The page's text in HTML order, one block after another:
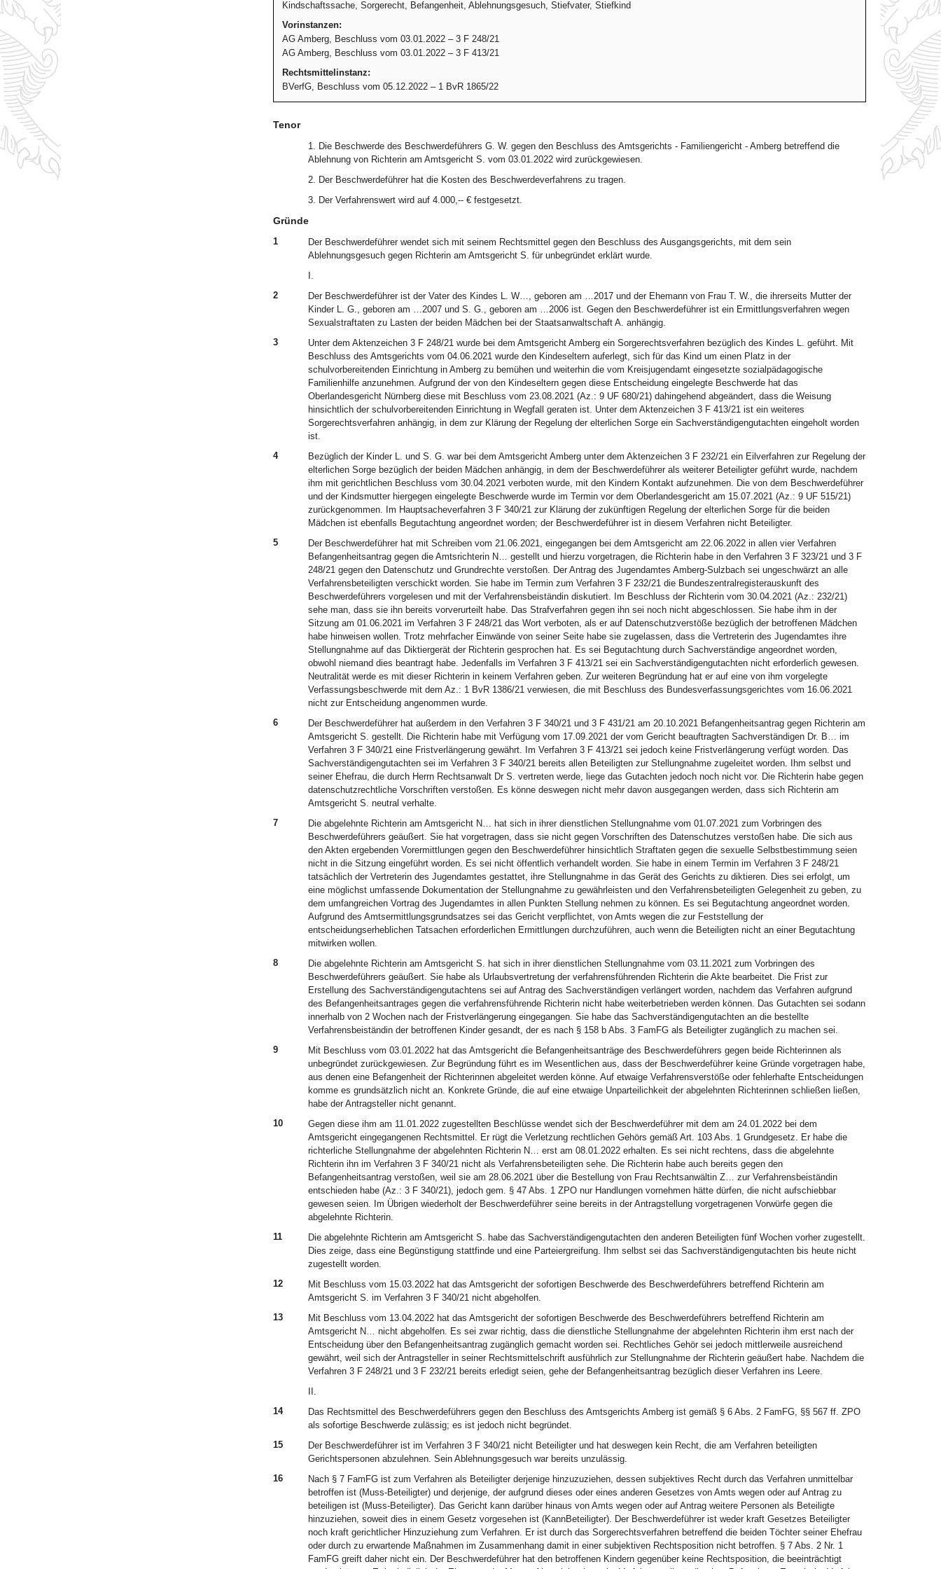
Kindschaftssache, Sorgerecht, Befangenheit, Ablehnungsgesuch, Stiefvater, Stiefkind
Vorinstanzen:
AG Amberg, Beschluss vom 03.01.2022 – 3 F 248/21
AG Amberg, Beschluss vom 03.01.2022 – 3 F 413/21
Rechtsmittelinstanz:
BVerfG, Beschluss vom 05.12.2022 – 1 BvR 1865/22
Tenor
1. Die Beschwerde des Beschwerdeführers G. W. gegen den Beschluss des Amtsgerichts - Familiengericht - Amberg betreffend die
Ablehnung von Richterin am Amtsgericht S. vom 03.01.2022 wird zurückgewiesen.
2. Der Beschwerdeführer hat die Kosten des Beschwerdeverfahrens zu tragen.
3. Der Verfahrenswert wird auf 4.000,-- € festgesetzt.
Gründe
1
Der Beschwerdeführer wendet sich mit seinem Rechtsmittel gegen den Beschluss des Ausgangsgerichts, mit dem sein
Ablehnungsgesuch gegen Richterin am Amtsgericht S. für unbegründet erklärt wurde.
I.
2
Der Beschwerdeführer ist der Vater des Kindes L. W…, geboren am …2017 und der Ehemann von Frau T. W., die ihrerseits Mutter der
Kinder L. G., geboren am …2007 und S. G., geboren am …2006 ist. Gegen den Beschwerdeführer ist ein Ermittlungsverfahren wegen
Sexualstraftaten zu Lasten der beiden Mädchen bei der Staatsanwaltschaft A. anhängig.
3
Unter dem Aktenzeichen 3 F 248/21 wurde bei dem Amtsgericht Amberg ein Sorgerechtsverfahren bezüglich des Kindes L. geführt. Mit
Beschluss des Amtsgerichts vom 04.06.2021 wurde den Kindeseltern auferlegt, sich für das Kind um einen Platz in der
schulvorbereitenden Einrichtung in Amberg zu bemühen und weiterhin die vom Kreisjugendamt eingesetzte sozialpädagogische
Familienhilfe anzunehmen. Aufgrund der von den Kindeseltern gegen diese Entscheidung eingelegte Beschwerde hat das
Oberlandesgericht Nürnberg diese mit Beschluss vom 23.08.2021 (Az.: 9 UF 680/21) dahingehend abgeändert, dass die Weisung
hinsichtlich der schulvorbereitenden Einrichtung in Wegfall geraten ist. Unter dem Aktenzeichen 3 F 413/21 ist ein weiteres
Sorgerechtsverfahren anhängig, in dem zur Klärung der Regelung der elterlichen Sorge ein Sachverständigengutachten eingeholt worden
ist.
4
Bezüglich der Kinder L. und S. G. war bei dem Amtsgericht Amberg unter dem Aktenzeichen 3 F 232/21 ein Eilverfahren zur Regelung der
elterlichen Sorge bezüglich der beiden Mädchen anhängig, in dem der Beschwerdeführer als weiterer Beteiligter geführt wurde, nachdem
ihm mit gerichtlichen Beschluss vom 30.04.2021 verboten wurde, mit den Kindern Kontakt aufzunehmen. Die von dem Beschwerdeführer
und der Kindsmutter hiergegen eingelegte Beschwerde wurde im Termin vor dem Oberlandesgericht am 15.07.2021 (Az.: 9 UF 515/21)
zurückgenommen. Im Hauptsacheverfahren 3 F 340/21 zur Klärung der zukünftigen Regelung der elterlichen Sorge für die beiden
Mädchen ist ebenfalls Begutachtung angeordnet worden; der Beschwerdeführer ist in diesem Verfahren nicht Beteiligter.
5
Der Beschwerdeführer hat mit Schreiben vom 21.06.2021, eingegangen bei dem Amtsgericht am 22.06.2022 in allen vier Verfahren
Befangenheitsantrag gegen die Amtsrichterin N… gestellt und hierzu vorgetragen, die Richterin habe in den Verfahren 3 F 323/21 und 3 F
248/21 gegen den Datenschutz und Grundrechte verstoßen. Der Antrag des Jugendamtes Amberg-Sulzbach sei ungeschwärzt an alle
Verfahrensbeteiligten verschickt worden. Sie habe im Termin zum Verfahren 3 F 232/21 die Bundeszentralregisterauskunft des
Beschwerdeführers vorgelesen und mit der Verfahrensbeiständin diskutiert. Im Beschluss der Richterin vom 30.04.2021 (Az.: 232/21)
sehe man, dass sie ihn bereits vorverurteilt habe. Das Strafverfahren gegen ihn sei noch nicht abgeschlossen. Sie habe ihm in der
Sitzung am 01.06.2021 im Verfahren 3 F 248/21 das Wort verboten, als er auf Datenschutzverstöße bezüglich der betroffenen Mädchen
habe hinweisen wollen. Trotz mehrfacher Einwände von seiner Seite habe sie zugelassen, dass die Vertreterin des Jugendamtes ihre
Stellungnahme auf das Diktiergerät der Richterin gesprochen hat. Es sei Begutachtung durch Sachverständige angeordnet worden,
obwohl niemand dies beantragt habe. Jedenfalls im Verfahren 3 F 413/21 sei ein Sachverständigengutachten nicht erforderlich gewesen.
Neutralität werde es mit dieser Richterin in keinem Verfahren geben. Zur weiteren Begründung hat er auf eine von ihm vorgelegte
Verfassungsbeschwerde mit dem Az.: 1 BvR 1386/21 verwiesen, die mit Beschluss des Bundesverfassungsgerichtes vom 16.06.2021
nicht zur Entscheidung angenommen wurde.
6
Der Beschwerdeführer hat außerdem in den Verfahren 3 F 340/21 und 3 F 431/21 am 20.10.2021 Befangenheitsantrag gegen Richterin am
Amtsgericht S. gestellt. Die Richterin habe mit Verfügung vom 17.09.2021 der vom Gericht beauftragten Sachverständigen Dr. B… im
Verfahren 3 F 340/21 eine Fristverlängerung gewährt. Im Verfahren 3 F 413/21 sei jedoch keine Fristverlängerung verfügt worden. Das
Sachverständigengutachten sei im Verfahren 3 F 340/21 bereits allen Beteiligten zur Stellungnahme zugeleitet worden. Ihm selbst und
seiner Ehefrau, die durch Herrn Rechtsanwalt Dr S. vertreten werde, liege das Gutachten jedoch noch nicht vor. Die Richterin habe gegen
datenschutzrechtliche Vorschriften verstoßen. Es könne deswegen nicht mehr davon ausgegangen werden, dass sich Richterin am
Amtsgericht S. neutral verhalte.
7
Die abgelehnte Richterin am Amtsgericht N… hat sich in ihrer dienstlichen Stellungnahme vom 01.07.2021 zum Vorbringen des
Beschwerdeführers geäußert. Sie hat vorgetragen, dass sie nicht gegen Vorschriften des Datenschutzes verstoßen habe. Die sich aus
den Akten ergebenden Vorermittlungen gegen den Beschwerdeführer hinsichtlich Straftaten gegen die sexuelle Selbstbestimmung seien
nicht in die Sitzung eingeführt worden. Es sei nicht öffentlich verhandelt worden. Sie habe in einem Termin im Verfahren 3 F 248/21
tatsächlich der Vertreterin des Jugendamtes gestattet, ihre Stellungnahme in das Gerät des Gerichts zu diktieren. Dies sei erfolgt, um
eine möglichst umfassende Dokumentation der Stellungnahme zu gewährleisten und den Verfahrensbeteiligten Gelegenheit zu geben, zu
dem umfangreichen Vortrag des Jugendamtes in allen Punkten Stellung nehmen zu können. Es sei Begutachtung angeordnet worden.
Aufgrund des Amtsermittlungsgrundsatzes sei das Gericht verpflichtet, von Amts wegen die zur Feststellung der
entscheidungserheblichen Tatsachen erforderlichen Ermittlungen durchzuführen, auch wenn die Beteiligten nicht an einer Begutachtung
mitwirken wollen.
8
Die abgelehnte Richterin am Amtsgericht S. hat sich in ihrer dienstlichen Stellungnahme vom 03.11.2021 zum Vorbringen des
Beschwerdeführers geäußert. Sie habe als Urlaubsvertretung der verfahrensführenden Richterin die Akte bearbeitet. Die Frist zur
Erstellung des Sachverständigengutachtens sei auf Antrag des Sachverständigen verlängert worden, nachdem das Verfahren aufgrund
des Befangenheitsantrages gegen die verfahrensführende Richterin nicht habe weiterbetrieben werden können. Das Gutachten sei sodann
innerhalb von 2 Wochen nach der Fristverlängerung eingegangen. Sie habe das Sachverständigengutachten an die bestellte
Verfahrensbeiständin der betroffenen Kinder gesandt, der es nach § 158 b Abs. 3 FamFG als Beteiligter zugänglich zu machen sei.
9
Mit Beschluss vom 03.01.2022 hat das Amtsgericht die Befangenheitsanträge des Beschwerdeführers gegen beide Richterinnen als
unbegründet zurückgewiesen. Zur Begründung führt es im Wesentlichen aus, dass der Beschwerdeführer keine Gründe vorgetragen habe,
aus denen eine Befangenheit der Richterinnen abgeleitet werden könne. Auf etwaige Verfahrensverstöße oder fehlerhafte Entscheidungen
komme es grundsätzlich nicht an. Konkrete Gründe, die auf eine etwaige Unparteilichkeit der abgelehnten Richterinnen schließen ließen,
habe der Antragsteller nicht genannt.
10
Gegen diese ihm am 11.01.2022 zugestellten Beschlüsse wendet sich der Beschwerdeführer mit dem am 24.01.2022 bei dem
Amtsgericht eingegangenen Rechtsmittel. Er rügt die Verletzung rechtlichen Gehörs gemäß Art. 103 Abs. 1 Grundgesetz. Er habe die
richterliche Stellungnahme der abgelehnten Richterin N… erst am 08.01.2022 erhalten. Es sei nicht rechtens, dass die abgelehnte
Richterin ihn im Verfahren 3 F 340/21 nicht als Verfahrensbeteiligten sehe. Die Richterin habe auch bereits gegen den
Befangenheitsantrag verstoßen, weil sie am 28.06.2021 über die Bestellung von Frau Rechtsanwältin Z… zur Verfahrensbeiständin
entschieden habe (Az.: 3 F 340/21), jedoch gem. § 47 Abs. 1 ZPO nur Handlungen vornehmen hätte dürfen, die nicht aufschiebbar
gewesen seien. Im Übrigen wiederholt der Beschwerdeführer seine bereits in der Antragstellung vorgetragenen Vorwürfe gegen die
abgelehnte Richterin.
11
Die abgelehnte Richterin am Amtsgericht S. habe das Sachverständigengutachten den anderen Beteiligten fünf Wochen vorher zugestellt.
Dies zeige, dass eine Begünstigung stattfinde und eine Parteiergreifung. Ihm selbst sei das Sachverständigengutachten bis heute nicht
zugestellt worden.
12
Mit Beschluss vom 15.03.2022 hat das Amtsgericht der sofortigen Beschwerde des Beschwerdeführers betreffend Richterin am
Amtsgericht S. im Verfahren 3 F 340/21 nicht abgeholfen.
13
Mit Beschluss vom 13.04.2022 hat das Amtsgericht der sofortigen Beschwerde des Beschwerdeführers betreffend Richterin am
Amtsgericht N… nicht abgeholfen. Es sei zwar richtig, dass die dienstliche Stellungnahme der abgelehnten Richterin ihm erst nach der
Entscheidung über den Befangenheitsantrag zugänglich gemacht worden sei. Rechtliches Gehör sei jedoch mittlerweile ausreichend
gewährt, weil sich der Antragsteller in seiner Rechtsmittelschrift ausführlich zur Stellungnahme der Richterin geäußert habe. Nachdem die
Verfahren 3 F 248/21 und 3 F 232/21 bereits erledigt seien, gehe der Befangenheitsantrag bezüglich dieser Verfahren ins Leere.
II.
14
Das Rechtsmittel des Beschwerdeführers gegen den Beschluss des Amtsgerichts Amberg ist gemäß § 6 Abs. 2 FamFG, §§ 567 ff. ZPO
als sofortige Beschwerde zulässig; es ist jedoch nicht begründet.
15
Der Beschwerdeführer ist im Verfahren 3 F 340/21 nicht Beteiligter und hat deswegen kein Recht, die am Verfahren beteiligten
Gerichtspersonen abzulehnen. Sein Ablehnungsgesuch war bereits unzulässig.
16
Nach § 7 FamFG ist zum Verfahren als Beteiligter derjenige hinzuzuziehen, dessen subjektives Recht durch das Verfahren unmittelbar
betroffen ist (Muss-Beteiligter) und derjenige, der aufgrund dieses oder eines anderen Gesetzes von Amts wegen oder auf Antrag zu
beteiligen ist (Muss-Beteiligter). Das Gericht kann darüber hinaus von Amts wegen oder auf Antrag weitere Personen als Beteiligte
hinzuziehen, soweit dies in einem Gesetz vorgesehen ist (KannBeteiligter). Der Beschwerdeführer ist weder kraft Gesetzes Beteiligter
noch kraft gerichtlicher Hinzuziehung zum Verfahren. Er ist durch das Sorgerechtsverfahren betreffend die beiden Töchter seiner Ehefrau
oder durch zu erwartende Maßnahmen im Zusammenhang damit in einer subjektiven Rechtsposition nicht betroffen. § 7 Abs. 2 Nr. 1
FamFG greift daher nicht ein. Der Beschwerdeführer hat den betroffenen Kindern gegenüber keine Rechtsposition, die beeinträchtigt